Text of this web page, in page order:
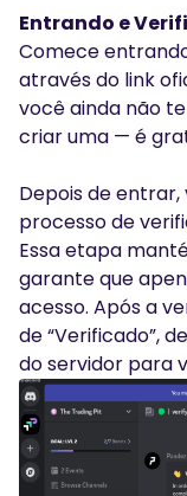
Entrando e
Comece
através do link
você ainda não
criar uma — é
Depois de
processo de
Essa etapa
garante que
acesso. Após a
de “Verificado”,
do servidor para